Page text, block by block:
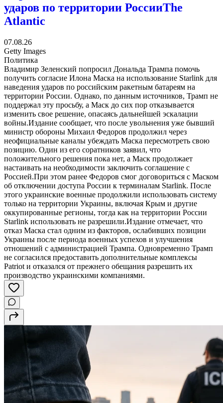
ударов по территории РоссииThe
Atlantic
07.08.26
Getty Images
Политика
Владимир Зеленский попросил Дональда Трампа помочь
получить согласие Илона Маска на использование Starlink для
наведения ударов по российским ракетным батареям на
территории России. Однако, по данным источников, Трамп не
поддержал эту просьбу, а Маск до сих пор отказывается
изменить свое решение, опасаясь дальнейшей эскалации
войны.Издание сообщает, что после увольнения уже бывший
министр обороны Михаил Федоров продолжил через
неофициальные каналы убеждать Маска пересмотреть свою
позицию. Один из его соратников заявил, что
положительного решения пока нет, а Маск продолжает
настаивать на необходимости заключить соглашение с
Россией.При этом ранее Федоров смог договориться с Маском
об отключении доступа России к терминалам Starlink. После
этого украинские военные продолжили использовать систему
только на территории Украины, включая Крым и другие
оккупированные регионы, тогда как на территории России
Starlink использовать не разрешили.Издание отмечает, что
отказ Маска стал одним из факторов, ослабивших позиции
Украины после периода военных успехов и улучшения
отношений с администрацией Трампа. Одновременно Трамп
не согласился предоставить дополнительные комплексы
Patriot и отказался от прежнего обещания разрешить их
производство украинскими компаниями.